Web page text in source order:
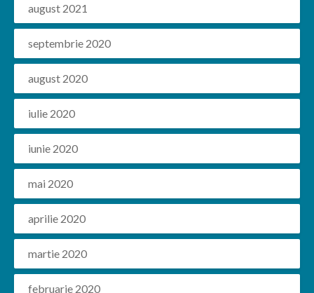
august 2021
septembrie 2020
august 2020
iulie 2020
iunie 2020
mai 2020
aprilie 2020
martie 2020
februarie 2020